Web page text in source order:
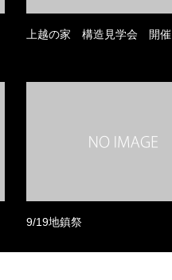
上越の家 構造見学会 開催
9/19地鎮祭